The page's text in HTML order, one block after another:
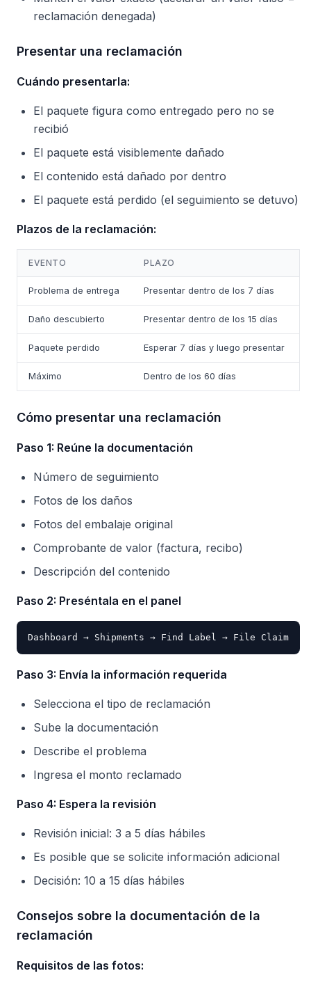
reclamación denegada)
Presentar una reclamación
Cuándo presentarla:
El paquete figura como entregado pero no se
recibió
El paquete está visiblemente dañado
El contenido está dañado por dentro
El paquete está perdido (el seguimiento se detuvo)
Plazos de la reclamación:
EVENTO PLAZO
Problema de entrega Presentar dentro de los 7 días
Daño descubierto Presentar dentro de los 15 días
Paquete perdido Esperar 7 días y luego presentar
Máximo Dentro de los 60 días
Cómo presentar una reclamación
Paso 1: Reúne la documentación
Número de seguimiento
Fotos de los daños
Fotos del embalaje original
Comprobante de valor (factura, recibo)
Descripción del contenido
Paso 2: Preséntala en el panel
Paso 3: Envía la información requerida
Selecciona el tipo de reclamación
Sube la documentación
Describe el problema
Ingresa el monto reclamado
Paso 4: Espera la revisión
Revisión inicial: 3 a 5 días hábiles
Es posible que se solicite información adicional
Decisión: 10 a 15 días hábiles
Consejos sobre la documentación de la
reclamación
Requisitos de las fotos: